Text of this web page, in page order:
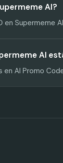
AI?
en
AI
AI Promo